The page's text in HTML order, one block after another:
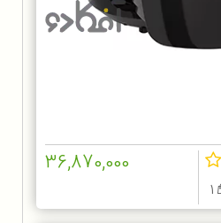
36,870,000